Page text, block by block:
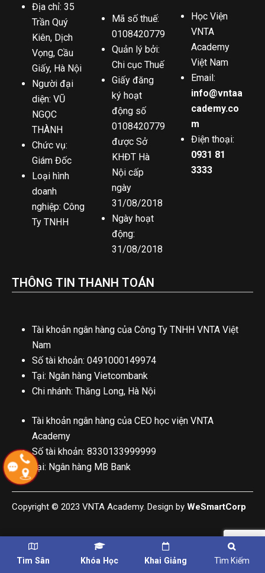
Địa chỉ: 35
Trần Quý
Kiên, Dịch
Vọng, Cầu
Giấy, Hà Nội
Người đại
diện: VŨ
NGỌC
THÀNH
Chức vụ:
Giám Đốc
Loại hình
doanh
nghiệp: Công
Ty TNHH
Mã số thuế:
0108420779
Quản lý bởi:
Chi cục Thuế
Giấy đăng
ký hoạt
động số
0108420779
được Sở
KHĐT Hà
Nội cấp
ngày
31/08/2018
Ngày hoạt
động:
31/08/2018
Học Viện
VNTA
Academy
Việt Nam
Email:
info@vntaa
cademy.co
m
Điện thoại:
0931 81
3333
THÔNG TIN THANH TOÁN
Tài khoản ngân hàng của Công Ty TNHH VNTA Việt
Nam
Số tài khoản: 0491000149974
Tại: Ngân hàng Vietcombank
Chi nhánh: Thăng Long, Hà Nội
Tài khoản ngân hàng của CEO học viện VNTA
Academy
Số tài khoản: 8330133999999
Tại: Ngân hàng MB Bank
Copyright © 2023 VNTA Academy. Design by WeSmartCorp
Tìm Sân Khóa Học Khai Giảng Tìm Kiếm